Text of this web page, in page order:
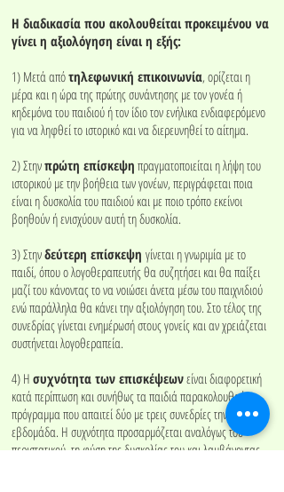
Η διαδικασία που ακολουθείται προκειμένου να
γίνει η αξιολόγηση είναι η εξής:
1) Μετά απότηλεφωνική επικοινωνία, ορίζεται η
μέρα και η ώρα της πρώτης συνάντησης με τον γονέα ή
κηδεμόνα του παιδιού ή τον ίδιο τον ενήλικα ενδιαφερόμενο
για να ληφθεί το ιστορικό και να διερευνηθεί το αίτημα.
2) Στηνπρώτη επίσκεψη πραγματοποιείται η λήψη του
ιστορικού με την βοήθεια των γονέων, περιγράφεται ποια
είναι η δυσκολία του παιδιού και με ποιο τρόπο εκείνοι
βοηθούν ή ενισχύουν αυτή τη δυσκολία.
3) Στηνδεύτερη επίσκεψη γίνεται η γνωριμία με το
παιδί, όπου ο λογοθεραπευτής θα συζητήσει και θα παίξει
μαζί του κάνοντας το να νοιώσει άνετα μέσω του παιχνιδιού
ενώ παράλληλα θα κάνει την αξιολόγηση του. Στο τέλος της
συνεδρίας γίνεται ενημέρωσή στους γονείς και αν χρειάζεται
συστήνεται λογοθεραπεία.
4) Η συχνότητα των επισκέψεωνείναι διαφορετική
κατά περίπτωση και συνήθως τα παιδιά παρακολουθούν
πρόγραμμα που απαιτεί δύο με τρεις συνεδρίες την
εβδομάδα. Η συχνότητα προσαρμόζεται αναλόγως του
περιστατικού, τη φύση της δυσκολίας του και λαμβάνοντας